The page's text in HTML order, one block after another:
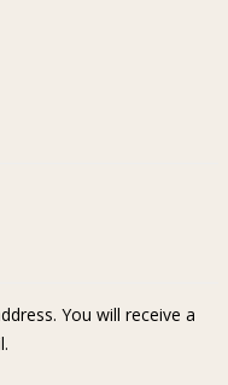
You will receive a